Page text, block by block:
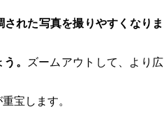
れた写真を撮りやすくなりま
。
ズームアウトして、より広
宝します。